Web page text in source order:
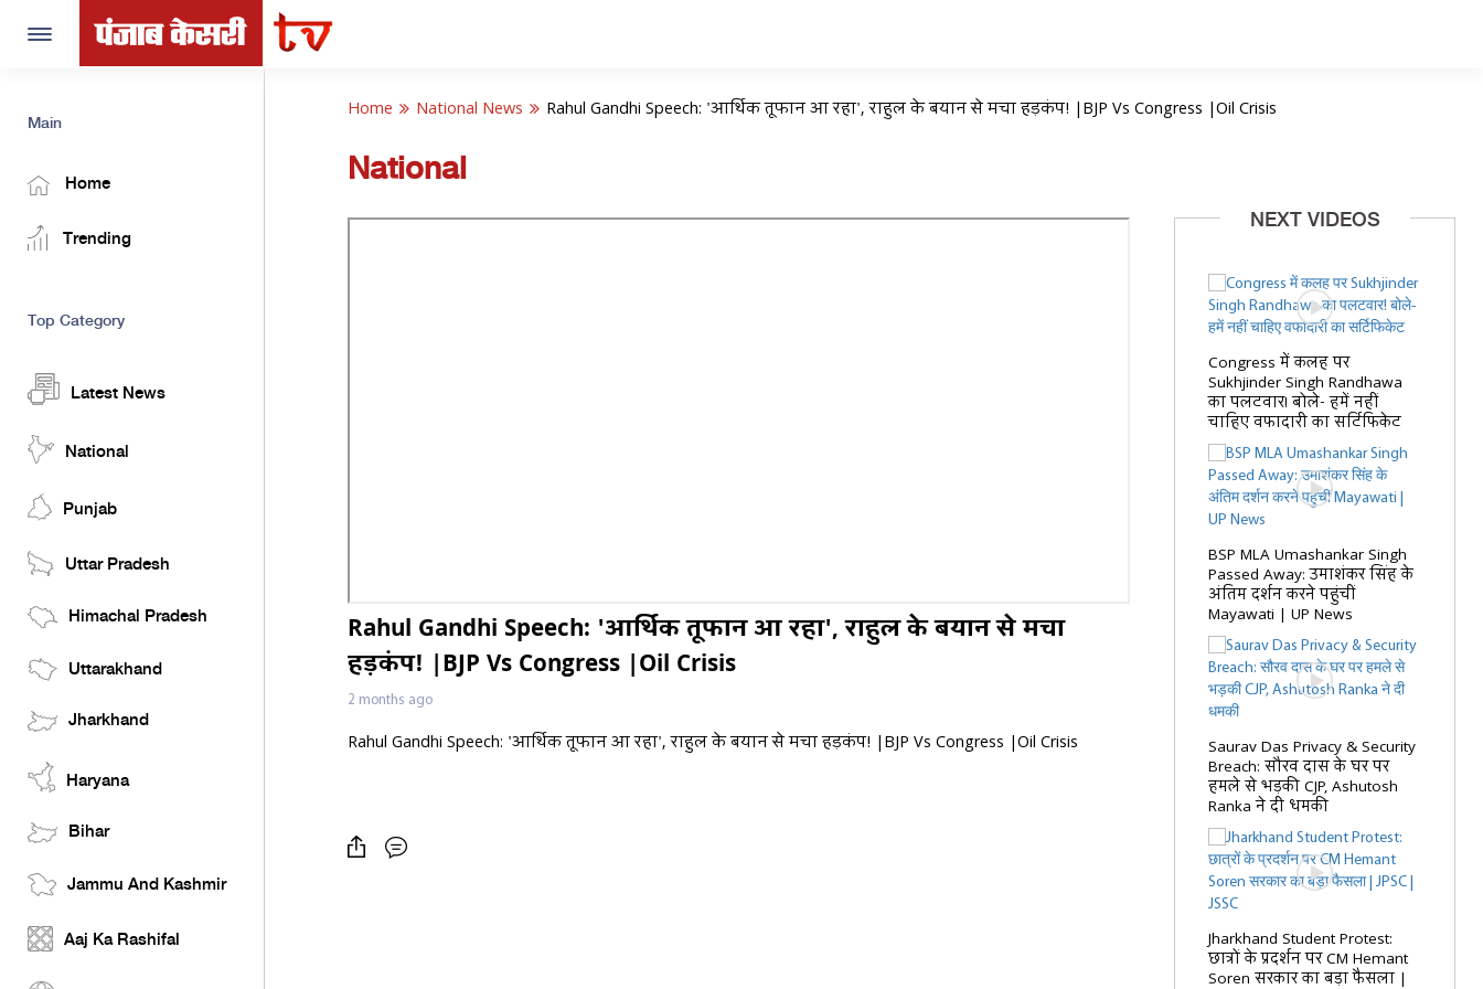
Toggle
Main
Home
Trending
Top Category
Latest News
National
Punjab
Uttar Pradesh
Himachal Pradesh
Uttarakhand
Jharkhand
Haryana
Bihar
Jammu And Kashmir
Aaj Ka Rashifal
Home National News Rahul Gandhi Speech: 'आर्थिक तूफान आ रहा', राहुल के बयान से मचा हड़कंप! |BJP Vs Congress |Oil Crisis
National
Rahul Gandhi Speech: 'आर्थिक तूफान आ रहा', राहुल के बयान से मचा
हड़कंप! |BJP Vs Congress |Oil Crisis
2 months ago
Rahul Gandhi Speech: 'आर्थिक तूफान आ रहा', राहुल के बयान से मचा हड़कंप! |BJP Vs Congress |Oil Crisis
NEXT VIDEOS
Congress में कलह पर
Sukhjinder Singh Randhawa
का पलटवार! बोले- हमें नहीं
चाहिए वफादारी का सर्टिफिकेट
BSP MLA Umashankar Singh
Passed Away: उमाशंकर सिंह के
अंतिम दर्शन करने पहुंचीं
Mayawati | UP News
Saurav Das Privacy & Security
Breach: सौरव दास के घर पर
हमले से भड़की CJP, Ashutosh
Ranka ने दी धमकी
Jharkhand Student Protest:
छात्रों के प्रदर्शन पर CM Hemant
Soren सरकार का बड़ा फैसला |